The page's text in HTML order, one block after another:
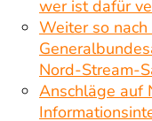
wer ist dafür
Weiter so
Nord-Stream-
Anschläge auf